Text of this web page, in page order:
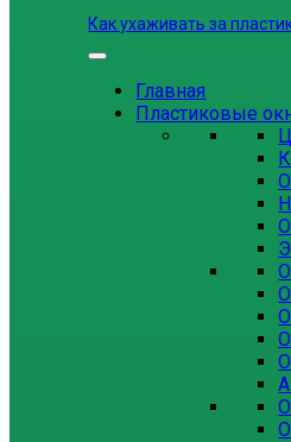
Как ухаживать за
Главная
Пластиковые